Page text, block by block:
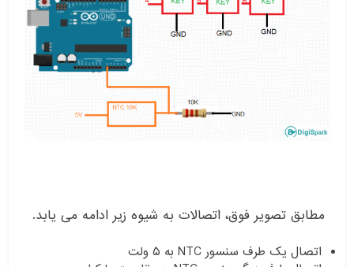
مطابق تصویر فوق، اتصالات به شیوه زیر ادامه می یابد.
اتصال یک طرف سنسور NTC به ۵ ولت